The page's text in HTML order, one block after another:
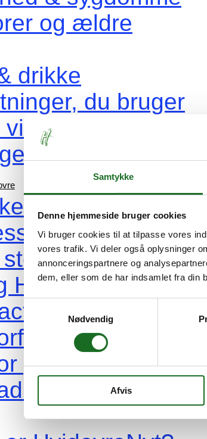
Samtykke
Denne hjemmeside bruger cookies
Vi bruger cookies til at tilpasse vores
vores trafik. Vi deler også oplysninger
annonceringspartnere og
dem, eller som de har indsamlet fra din
Samtykkevalg
Nødvendig
Afvis
og ældre
drikke
du bruger
venner af
i Hvidovre
at besøge
HvidovreNyt
om Hvidovre
hedder byen
gammel er
er Hvidovre